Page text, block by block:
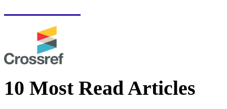
10 Most Read Articles